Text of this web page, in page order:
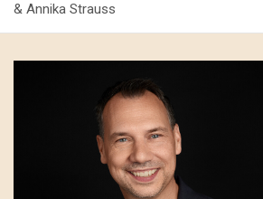
& Annika Strauss